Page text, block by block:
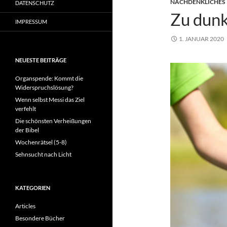
NACHDENKLICHES
Zu
1. JANUAR 2020
DATENSCHUTZ
IMPRESSUM
NEUESTE BEITRÄGE
Organspende: Kommt die
Widerspruchslösung?
Wenn selbst Messi das Ziel
verfehlt
Die schönsten Verheißungen
der Bibel
Wochenrätsel (5-8)
Sehnsucht nach Licht
KATEGORIEN
Articles
Besondere Bücher